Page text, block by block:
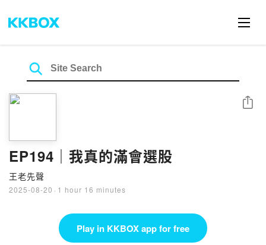
EP194｜我真的滿會選股
王老先聲
2025-08-20 · 1 hour 16 minutes
Share
Play in KKBOX app for free